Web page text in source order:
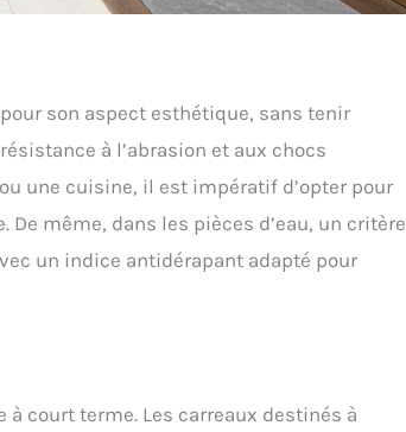
son aspect esthétique, sans tenir
à l’abrasion et aux chocs
une cuisine, il est impératif d’opter pour
même, dans les pièces d’eau, un critère
un indice antidérapant adapté pour
court terme. Les carreaux destinés à